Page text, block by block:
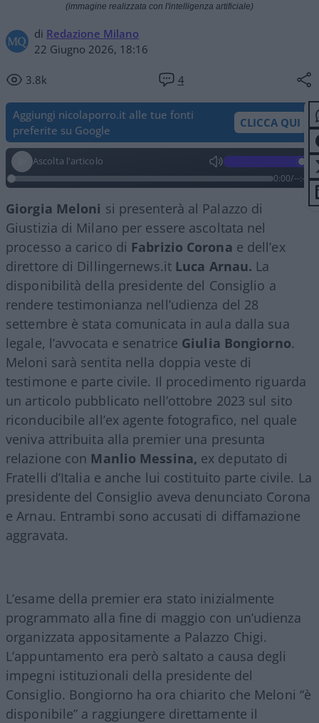
di Redazione Milano
22 Giugno 2026, 18:16
3.8k 4
(immagine realizzata con l'intelligenza artificiale)
Aggiungi nicolaporro.it alle tue fonti
preferite su Google
CLICCA QUI
Ascolta l'articolo
0:00/--:--
Giorgia Meloni si presenterà al Palazzo di
Giustizia di Milano per essere ascoltata nel
processo a carico di Fabrizio Corona e dell’ex
direttore di Dillingernews.it Luca Arnau. La
disponibilità della presidente del Consiglio a
rendere testimonianza nell’udienza del 28
settembre è stata comunicata in aula dalla sua
legale, l’avvocata e senatrice Giulia Bongiorno.
Meloni sarà sentita nella doppia veste di
testimone e parte civile. Il procedimento riguarda
un articolo pubblicato nell’ottobre 2023 sul sito
riconducibile all’ex agente fotografico, nel quale
veniva attribuita alla premier una presunta
relazione con Manlio Messina, ex deputato di
Fratelli d’Italia e anche lui costituito parte civile. La
presidente del Consiglio aveva denunciato Corona
e Arnau. Entrambi sono accusati di diffamazione
aggravata.
L’esame della premier era stato inizialmente
programmato alla fine di maggio con un’udienza
organizzata appositamente a Palazzo Chigi.
L’appuntamento era però saltato a causa degli
impegni istituzionali della presidente del
Consiglio. Bongiorno ha ora chiarito che Meloni “è
disponibile” a raggiungere direttamente il